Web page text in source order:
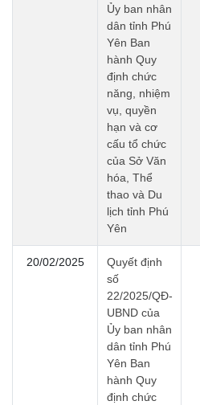
Ủy ban nhân
dân tỉnh Phú
Yên Ban
hành Quy
định chức
năng, nhiệm
vụ, quyền
hạn và cơ
cấu tổ chức
của Sở Văn
hóa, Thể
thao và Du
lịch tỉnh Phú
Yên
20/02/2025
Quyết định
số
22/2025/QĐ-
UBND của
Ủy ban nhân
dân tỉnh Phú
Yên Ban
hành Quy
định chức